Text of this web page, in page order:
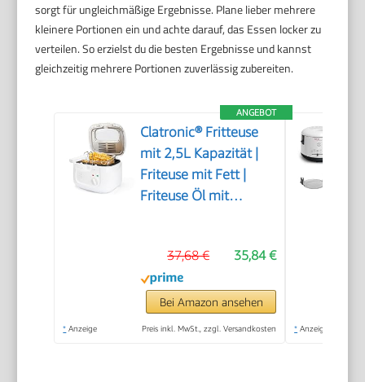
sorgt für ungleichmäßige Ergebnisse. Plane lieber mehrere
kleinere Portionen ein und achte darauf, das Essen locker zu
verteilen. So erzielst du die besten Ergebnisse und kannst
gleichzeitig mehrere Portionen zuverlässig zubereiten.
ANGEBOT
Clatronic® Fritteuse
mit 2,5L Kapazität |
Friteuse mit Fett |
Friteuse Öl mit
Antihaft-Ölbehälter |
Stufenlos regelbarer
Thermostat | Fritteuse
mit Öl - FR 3771
35,84 €
37,68 €
Bei Amazon ansehen
* Anzeige Preis inkl. MwSt., zzgl. Versandkosten * Anzeige